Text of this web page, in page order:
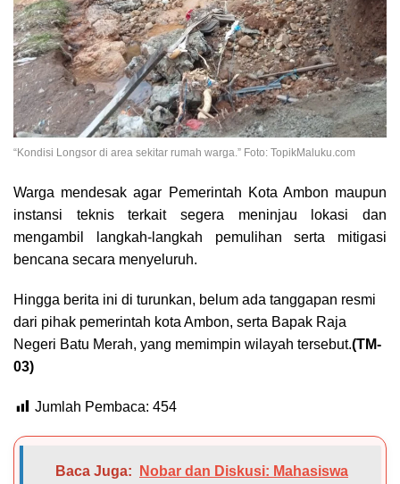
“Kondisi Longsor di area sekitar rumah warga.” Foto: TopikMaluku.com
Warga mendesak agar Pemerintah Kota Ambon maupun
instansi teknis terkait segera meninjau lokasi dan
mengambil langkah-langkah pemulihan serta mitigasi
bencana secara menyeluruh.
Hingga berita ini di turunkan, belum ada tanggapan resmi
dari pihak pemerintah kota Ambon, serta Bapak Raja
Negeri Batu Merah, yang memimpin wilayah tersebut.(TM-
03)
Jumlah Pembaca: 454
Baca Juga:
Nobar dan Diskusi: Mahasiswa